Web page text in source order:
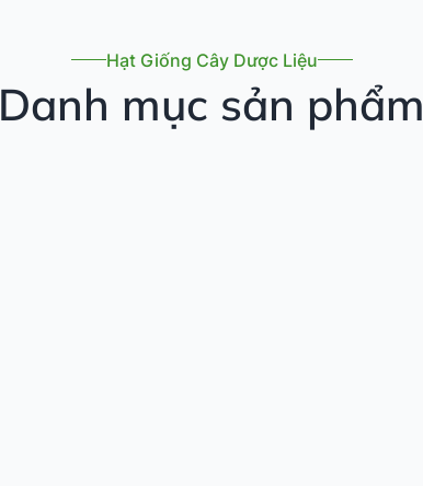
Hạt Giống Cây Dược Liệu
Danh mục sản phẩm